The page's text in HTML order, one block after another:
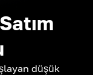
düşük